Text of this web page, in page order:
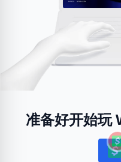
准备好开始玩